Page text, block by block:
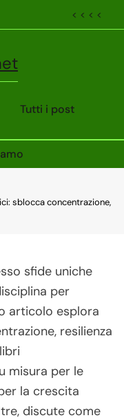
< < < <
Tutti i post
sblocca concentrazione,
sfide uniche
per
articolo esplora
resilienza
misura per le
la crescita
discute come